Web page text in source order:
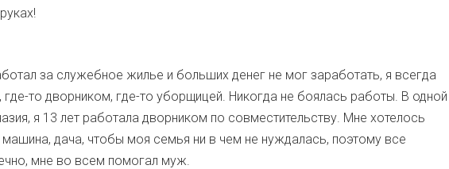
за служебное жилье и больших денег не мог заработать, я всегда
где-то дворником, где-то уборщицей. Никогда не боялась работы. В одной
я 13 лет работала дворником по совместительству. Мне хотелось
дача, чтобы моя семья ни в чем не нуждалась, поэтому все
мне во всем помогал муж.